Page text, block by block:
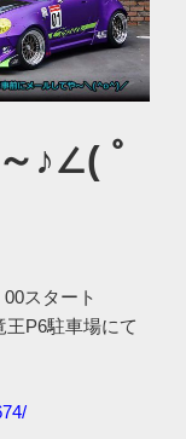
♪∠( ﾟ
スタート
P6駐車場にて